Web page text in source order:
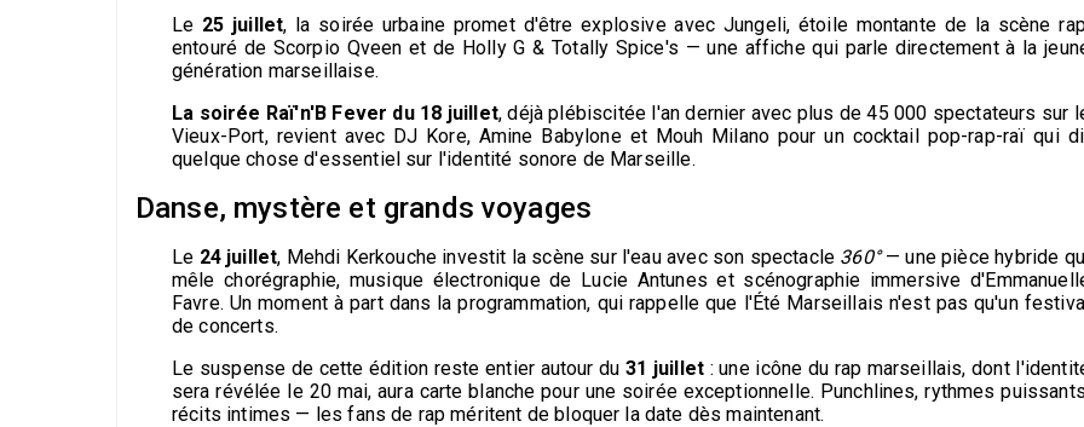
Le 25 juillet, la soirée urbaine promet d'être explosive avec Jungeli, étoile montante de la scène
entouré de Scorpio Qveen et de Holly G & Totally Spice's — une affiche qui parle directement à la
génération marseillaise.
La soirée Raï'n'B Fever du 18 juillet, déjà plébiscitée l'an dernier avec plus de 45 000 spectateurs sur
Vieux-Port, revient avec DJ Kore, Amine Babylone et Mouh Milano pour un cocktail pop-rap-raï qui
quelque chose d'essentiel sur l'identité sonore de Marseille.
Danse, mystère et grands voyages
Le 24 juillet, Mehdi Kerkouche investit la scène sur l'eau avec son spectacle 360°— une pièce hybride
mêle chorégraphie, musique électronique de Lucie Antunes et scénographie immersive
Favre. Un moment à part dans la programmation, qui rappelle que l'Été Marseillais n'est pas qu'un
de concerts.
Le suspense de cette édition reste entier autour du31 juillet : une icône du rap marseillais, dont
sera révélée le 20 mai, aura carte blanche pour une soirée exceptionnelle. Punchlines, rythmes
récits intimes — les fans de rap méritent de bloquer la date dès maintenant.